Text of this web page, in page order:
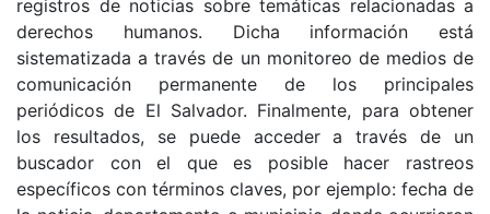
registros de noticias sobre temáticas relacionadas a
derechos humanos. Dicha información está
sistematizada a través de un monitoreo de medios de
comunicación permanente de los principales
periódicos de El Salvador. Finalmente, para obtener
los resultados, se puede acceder a través de un
buscador con el que es posible hacer rastreos
específicos con términos claves, por ejemplo: fecha de